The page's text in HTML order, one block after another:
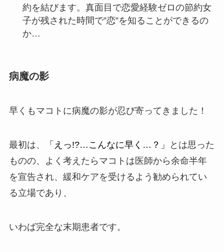
約を結びます。真面目で恋愛経験ゼロの節約女
子が残された時間で”恋”を知ることができるの
か…
病魔の影
早くもマコトに病魔の影が忍び寄ってきました！
最初は、 「えっ!?…こんなに早く…？」
とは思った
ものの、よく考えたらマコトは医師から余命半年
を宣告され、 緩和ケアを受けるよう勧められてい
る立場であり、
いわば完全な末期患者です。